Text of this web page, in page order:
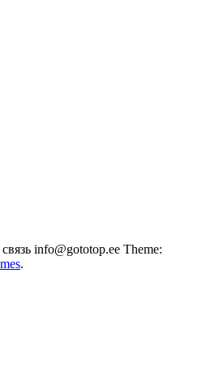
info@gototop.ee Theme:
.